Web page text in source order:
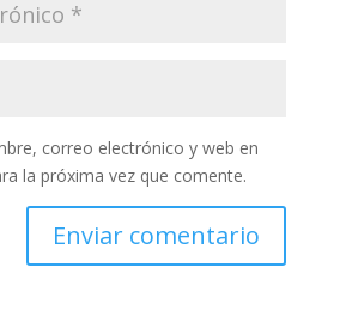
correo electrónico y web en
la próxima vez que comente.